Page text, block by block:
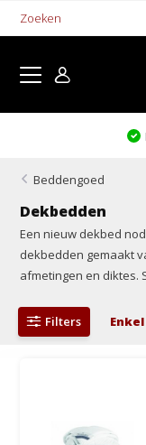
Beddengoed
Dekbedden
Een nieuw dekbed
dekbedden gemaakt
afmetingen en diktes.
Filters